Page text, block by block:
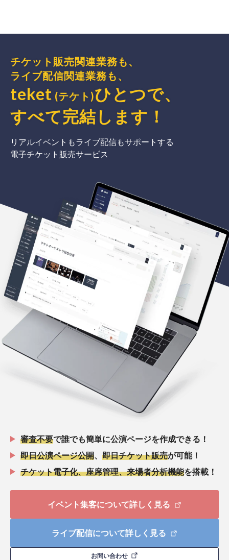
チケット販売関連業務も、
ライブ配信関連業務も、
teket (テケト)ひとつで、
すべて完結 します ！
リアルイベントもライブ配信もサポートする
電子チケット販売サービス
審査不要で誰でも簡単に公演ページを作成できる！
即日公演ページ公開
即日チケット販売が可能！
チケット電子化、座席管理、来場者分析機能を搭載！
イベント集客について詳しく見る
ライブ配信について詳しく見る
お問い合わせ